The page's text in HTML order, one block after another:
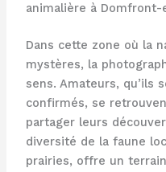
animalière à Domfront-
Dans cette zone où la
mystères, la
sens. Amateurs, qu’ils
confirmés, se
partager leurs
diversité de la faune
prairies, offre un